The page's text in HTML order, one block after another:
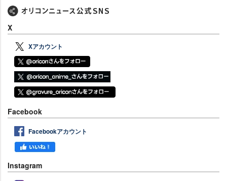
X
Xアカウント
Facebook
Facebookアカウント
Instagram